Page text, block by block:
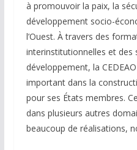
à promouvoir la paix, la
développement socio-
l’Ouest. À travers des
interinstitutionnelles et des
développement, la
important dans la
pour ses États membres.
dans plusieurs autres
beaucoup de réalisations,